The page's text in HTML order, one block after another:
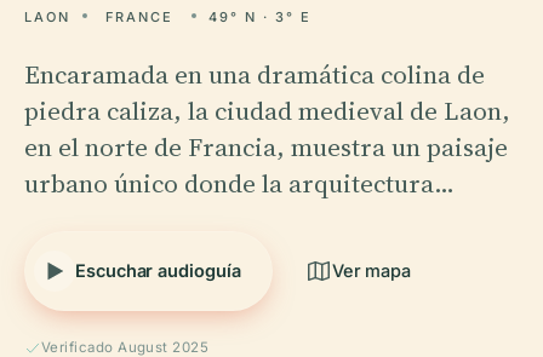
LAON FRANCE 49° N · 3° E
Encaramada en una dramática colina de
piedra caliza, la ciudad medieval de Laon,
en el norte de Francia, muestra un paisaje
urbano único donde la arquitectura…
Escuchar audioguía Ver mapa
Verificado August 2025